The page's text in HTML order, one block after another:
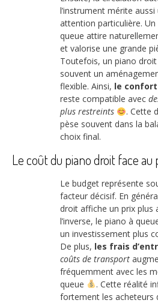
l’instrument mérite aussi
attention particulière.
queue attire
et valorise une grande
Toutefois, un piano
souvent un
flexible. Ainsi, le
reste compatible avec
plus restreints
. Cette
pèse souvent dans la
choix final.
Le coût du piano droit face au
Le budget représente
facteur décisif. En
droit affiche un prix plus
l’inverse, le piano à
un investissement plus
De plus, les frais
coûts de transport
fréquemment avec les
queue
. Cette réalité
fortement les acheteurs